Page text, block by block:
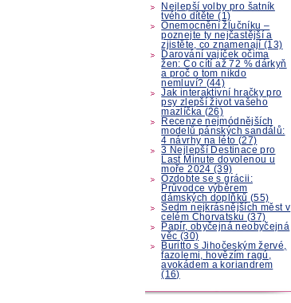
Nejlepší volby pro šatník
tvého dítěte (1)
Onemocnění žlučníku –
poznejte ty nejčastější a
zjistěte, co znamenají (13)
Darování vajíček očima
žen: Co cítí až 72 % dárkyň
a proč o tom nikdo
nemluví? (44)
Jak interaktivní hračky pro
psy zlepší život vašeho
mazlíčka (26)
Recenze nejmódnějších
modelů pánských sandálů:
4 návrhy na léto (27)
3 Nejlepší Destinace pro
Last Minute dovolenou u
moře 2024 (39)
Ozdobte se s grácii:
Průvodce výběrem
dámských doplňků (55)
Sedm nejkrásnějších měst v
celém Chorvatsku (37)
Papír, obyčejná neobyčejná
věc (30)
Buritto s Jihočeským žervé,
fazolemi, hovězím ragú,
avokádem a koriandrem
(16)